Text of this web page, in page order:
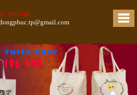
196 998